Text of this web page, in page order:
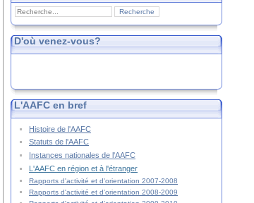
D'où venez-vous?
L'AAFC en bref
Histoire de l'AAFC
Statuts de l'AAFC
Instances nationales de l'AAFC
L'AAFC en région et à l'étranger
Rapports d'activité et d'orientation 2007-2008
Rapports d'activité et d'orientation 2008-2009